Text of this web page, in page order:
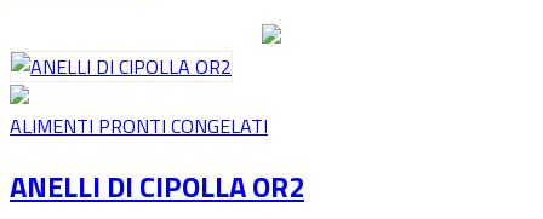
ALIMENTI PRONTI CONGELATI
ANELLI DI CIPOLLA OR2